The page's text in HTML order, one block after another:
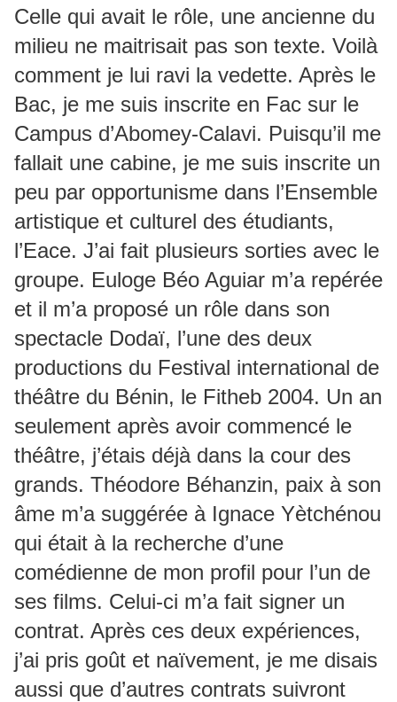
Celle qui avait le rôle, une ancienne du
milieu ne maitrisait pas son texte. Voilà
comment je lui ravi la vedette. Après le
Bac, je me suis inscrite en Fac sur le
Campus d’Abomey-Calavi. Puisqu’il me
fallait une cabine, je me suis inscrite un
peu par opportunisme dans l’Ensemble
artistique et culturel des étudiants,
l’Eace. J’ai fait plusieurs sorties avec le
groupe. Euloge Béo Aguiar m’a repérée
et il m’a proposé un rôle dans son
spectacle Dodaï, l’une des deux
productions du Festival international de
théâtre du Bénin, le Fitheb 2004. Un an
seulement après avoir commencé le
théâtre, j’étais déjà dans la cour des
grands. Théodore Béhanzin, paix à son
âme m’a suggérée à Ignace Yètchénou
qui était à la recherche d’une
comédienne de mon profil pour l’un de
ses films. Celui-ci m’a fait signer un
contrat. Après ces deux expériences,
j’ai pris goût et naïvement, je me disais
aussi que d’autres contrats suivront